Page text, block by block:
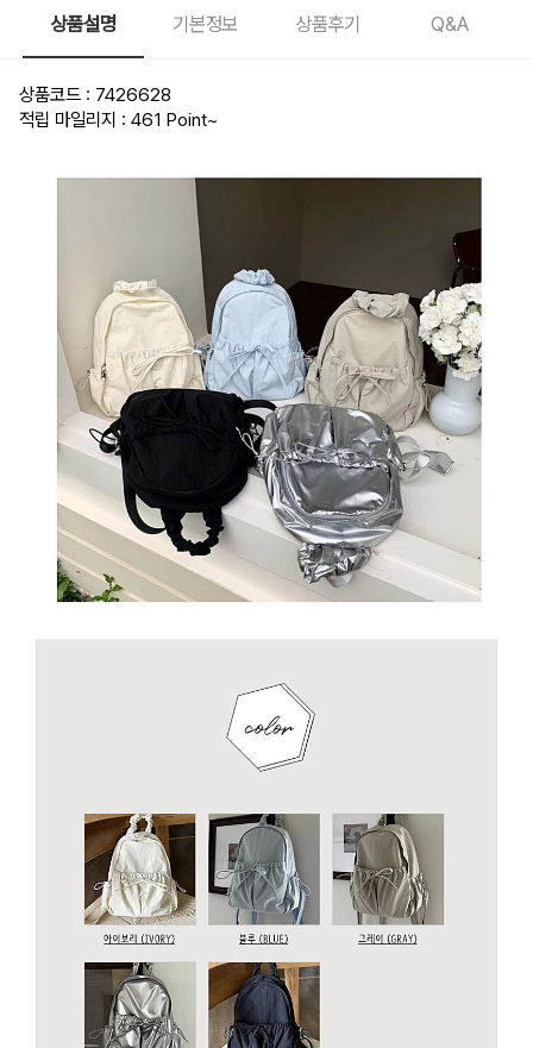
상품설명 기본정보 상품후기 Q&A
상품코드 : 7426628
적립 마일리지 : 461 Point~